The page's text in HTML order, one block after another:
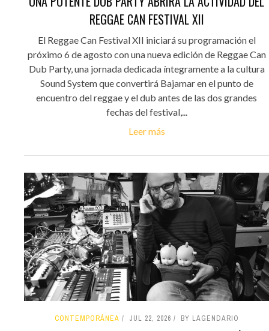
REGGAE CAN FESTIVAL XII
El Reggae Can Festival XII iniciará su programación el
próximo 6 de agosto con una nueva edición de Reggae Can
Dub Party, una jornada dedicada íntegramente a la cultura
Sound System que convertirá Bajamar en el punto de
encuentro del reggae y el dub antes de las dos grandes
fechas del festival,...
Leer más
CONTEMPORÁNEA JUL 22, 2026 BY LAGENDARIO